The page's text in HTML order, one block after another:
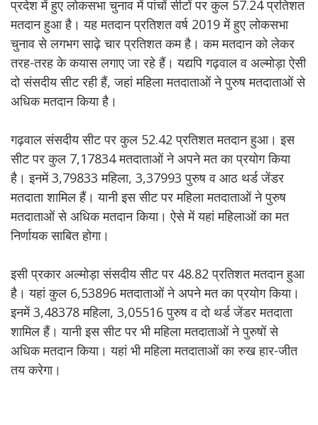
प्रदेश में हुए लोकसभा चुनाव में पांचों सीटों पर कुल 57.24 प्रतिशत
मतदान हुआ है। यह मतदान प्रतिशत वर्ष 2019 में हुए लोकसभा
चुनाव से लगभग साढ़े चार प्रतिशत कम है। कम मतदान को लेकर
तरह-तरह के कयास लगाए जा रहे हैं। यद्यपि गढ़वाल व अल्मोड़ा ऐसी
दो संसदीय सीट रही हैं, जहां महिला मतदाताओं ने पुरुष मतदाताओं से
अधिक मतदान किया है।
गढ़वाल संसदीय सीट पर कुल 52.42 प्रतिशत मतदान हुआ। इस
सीट पर कुल 7,17834 मतदाताओं ने अपने मत का प्रयोग किया
है। इनमें 3,79833 महिला, 3,37993 पुरुष व आठ थर्ड जेंडर
मतदाता शामिल हैं। यानी इस सीट पर महिला मतदाताओं ने पुरुष
मतदाताओं से अधिक मतदान किया। ऐसे में यहां महिलाओं का मत
निर्णायक साबित होगा।
इसी प्रकार अल्मोड़ा संसदीय सीट पर 48.82 प्रतिशत मतदान हुआ
है। यहां कुल 6,53896 मतदाताओं ने अपने मत का प्रयोग किया।
इनमें 3,48378 महिला, 3,05516 पुरुष व दो थर्ड जेंडर मतदाता
शामिल हैं। यानी इस सीट पर भी महिला मतदाताओं ने पुरुषों से
अधिक मतदान किया। यहां भी महिला मतदाताओं का रुख हार-जीत
तय करेगा।